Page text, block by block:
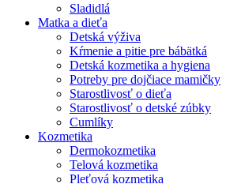
Sladidlá
Matka a dieťa
Detská výživa
Kŕmenie a pitie pre bábätká
Detská kozmetika a hygiena
Potreby pre dojčiace mamičky
Starostlivosť o dieťa
Starostlivosť o detské zúbky
Cumlíky
Kozmetika
Dermokozmetika
Telová kozmetika
Pleťová kozmetika